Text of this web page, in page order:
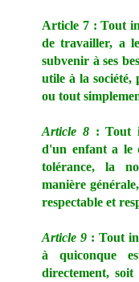
Article 7 : Tout
de travailler, a
subvenir à ses
utile à la
ou tout
Article 8: Tout
d'un enfant a le
tolérance, la
manière
respectable et
Article 9: Tout
à quiconque
directement,